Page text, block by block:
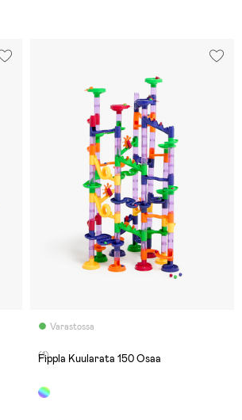
Varastossa
(1)
Fippla Kuularata 150 Osaa